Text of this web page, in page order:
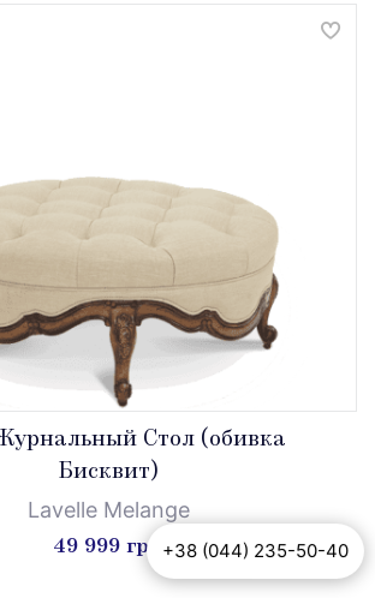
Стол (обивка
Бисквит)
Lavelle Melange
49 999 грн +38 (044) 235-50-40